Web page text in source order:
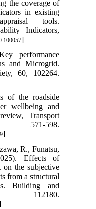
the coverage of
in existing
tools.
Indicators,
]
performance
and Microgrid.
60, 102264.
of the roadside
wellbeing and
Transport
571-598.
]
R., Funatsu,
Effects of
on the subjective
from a structural
Building and
112180.